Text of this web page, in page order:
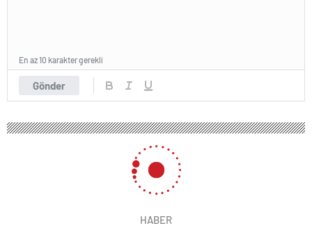
Gönder
En az 10 karakter gerekli
HABER